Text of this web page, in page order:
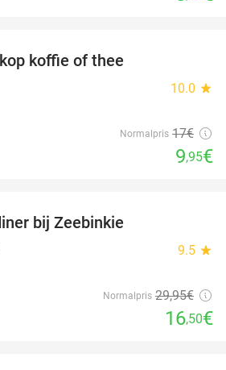
koffie of thee
10.0 star
Normalpris 17€
9,95€
bij Zeebinkie
9.5 star
Normalpris 29,95€
16,50€